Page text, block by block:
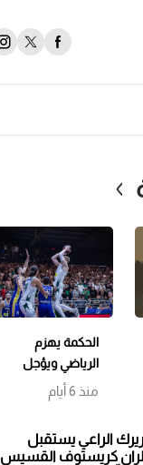
الحكمة يهزم
الرياضي ويؤجل
حسم اللقب إلى
مباراة سابعة
منذ 6 أيام
الراعي يستقبل
كريستوف القسيس